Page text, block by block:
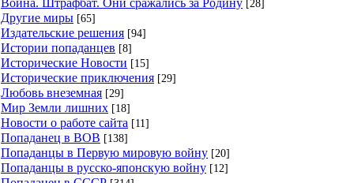
[28]
Другие миры [65]
Издательские решения [94]
Истории попаданцев [8]
Исторические Новости [15]
Исторические приключения [29]
Любовь внеземная [29]
Мир Земли лишних [18]
Новости о работе сайта [11]
Попаданец в ВОВ [138]
Попаданцы в Первую мировую войну [20]
Попаданцы в русско-японскую войну [12]